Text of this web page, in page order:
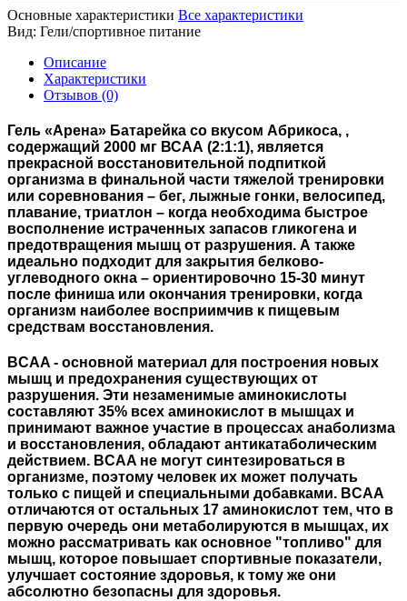
Основные характеристики Все характеристики
Вид: Гели/спортивное питание
Описание
Характеристики
Отзывов (0)
Гель «Арена» Батарейка со вкусом Абрикоса, ,
содержащий 2000 мг ВСАА (2:1:1), является
прекрасной восстановительной подпиткой
организма в финальной части тяжелой тренировки
или соревнования – бег, лыжные гонки, велосипед,
плавание, триатлон – когда необходима быстрое
восполнение истраченных запасов гликогена и
предотвращения мышц от разрушения. А также
идеально подходит для закрытия белково-
углеводного окна – ориентировочно 15-30 минут
после финиша или окончания тренировки, когда
организм наиболее восприимчив к пищевым
средствам восстановления.
BCAA - основной материал для построения новых
мышц и предохранения существующих от
разрушения. Эти незаменимые аминокислоты
составляют 35% всех аминокислот в мышцах и
принимают важное участие в процессах анаболизма
и восстановления, обладают антикатаболическим
действием. BCAA не могут синтезироваться в
организме, поэтому человек их может получать
только с пищей и специальными добавками. BCAA
отличаются от остальных 17 аминокислот тем, что в
первую очередь они метаболируются в мышцах, их
можно рассматривать как основное "топливо" для
мышц, которое повышает спортивные показатели,
улучшает состояние здоровья, к тому же они
абсолютно безопасны для здоровья.